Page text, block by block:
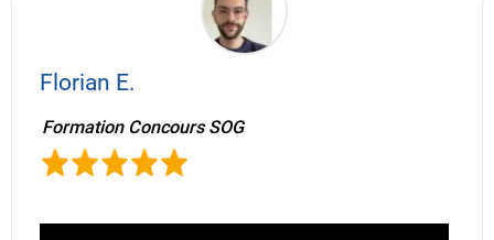
Florian E.
Formation Concours SOG